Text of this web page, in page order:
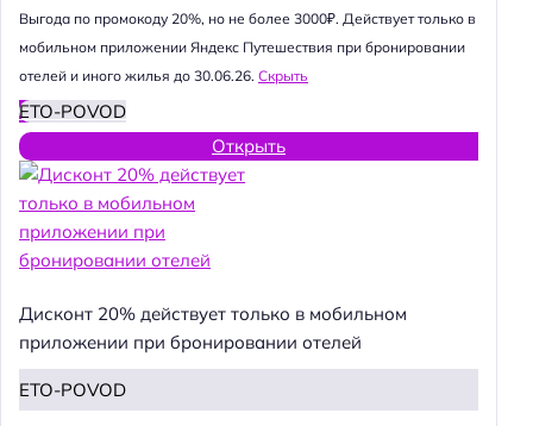
Выгода по промокоду 20%, но не более 3000₽. Действует только в
мобильном приложении Яндекс Путешествия при бронировании
отелей и иного жилья до 30.06.26. Скрыть
ETO-POVOD
Открыть
Дисконт 20% действует только в мобильном
приложении при бронировании отелей
ETO-POVOD